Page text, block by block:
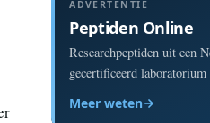
ADVERTENTIE
Peptiden Online
Researchpeptiden uit een
gecertificeerd laboratorium
Meer weten